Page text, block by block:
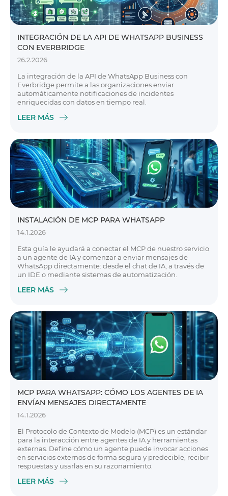
INTEGRACIÓN DE LA API DE WHATSAPP BUSINESS
CON EVERBRIDGE
26.2.2026
La integración de la API de WhatsApp Business con
Everbridge permite a las organizaciones enviar
automáticamente notificaciones de incidentes
enriquecidas con datos en tiempo real.
LEER MÁS
INSTALACIÓN DE MCP PARA WHATSAPP
14.1.2026
Esta guía le ayudará a conectar el MCP de nuestro servicio
a un agente de IA y comenzar a enviar mensajes de
WhatsApp directamente: desde el chat de IA, a través de
un IDE o mediante sistemas de automatización.
LEER MÁS
MCP PARA WHATSAPP: CÓMO LOS AGENTES DE IA
ENVÍAN MENSAJES DIRECTAMENTE
14.1.2026
El Protocolo de Contexto de Modelo (MCP) es un estándar
para la interacción entre agentes de IA y herramientas
externas. Define cómo un agente puede invocar acciones
en servicios externos de forma segura y predecible, recibir
respuestas y usarlas en su razonamiento.
LEER MÁS